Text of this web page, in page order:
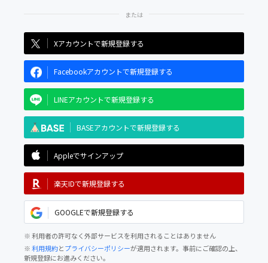
Xアカウントで新規登録する
Facebookアカウントで新規登録する
LINEアカウントで新規登録する
BASEアカウントで新規登録する
Appleでサインアップ
楽天IDで新規登録する
GOOGLEで新規登録する
※ 利用者の許可なく外部サービスを利用されることはありません
※利用規約とプライバシーポリシーが適用されます。事前にご確認の上、
新規登録にお進みください。